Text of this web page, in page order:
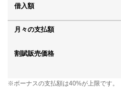
借入額
月々の支払額
割賦販売価格
ボーナスの支払額は40%が上限です。